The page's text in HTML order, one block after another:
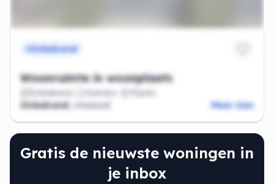
Onbekend
Woonruimte in woonplaats
Onbekend Kamers
Plaats
Onbekend
/maand Meer zien
Gratis de nieuwste woningen in
je inbox